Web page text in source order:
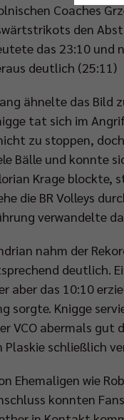
Coaches
den
das 23:10 und
deutlich (25:11)
ähnelte das Bild
tat sich im
zu stoppen,
Bälle und konnte
Krage blockte,
die BR Volleys
verwandelte
nahm der
deutlich.
aber das 10:10
sorgte. Knigge
VCO abermals gut
schließlich
Ehemaligen wie
konnten